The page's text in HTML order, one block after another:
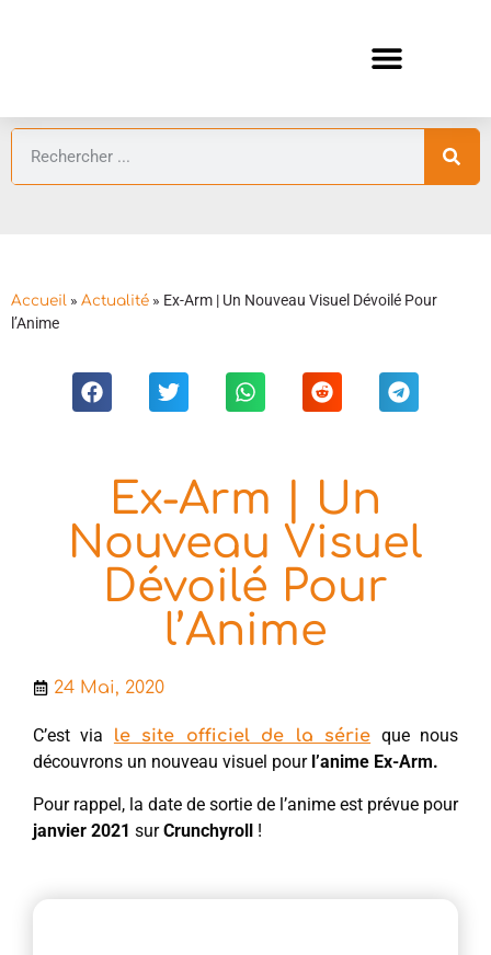
Accueil » Actualité » Ex-Arm | Un Nouveau Visuel Dévoilé Pour
l’Anime
Ex-Arm | Un
Nouveau Visuel
Dévoilé Pour
l’Anime
24 Mai, 2020
C’est via le site officiel de la série que nous
découvrons un nouveau visuel pour l’anime Ex-Arm.
Pour rappel, la date de sortie de l’anime est prévue pour
janvier 2021 surCrunchyroll !